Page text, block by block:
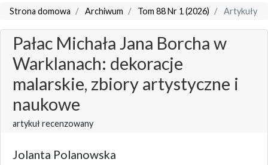
Strona domowa Archiwum Tom 88 Nr 1 (2026) Artykuły
Pałac Michała Jana Borcha w
Warklanach: dekoracje
malarskie, zbiory artystyczne i
naukowe
artykuł recenzowany
Jolanta Polanowska